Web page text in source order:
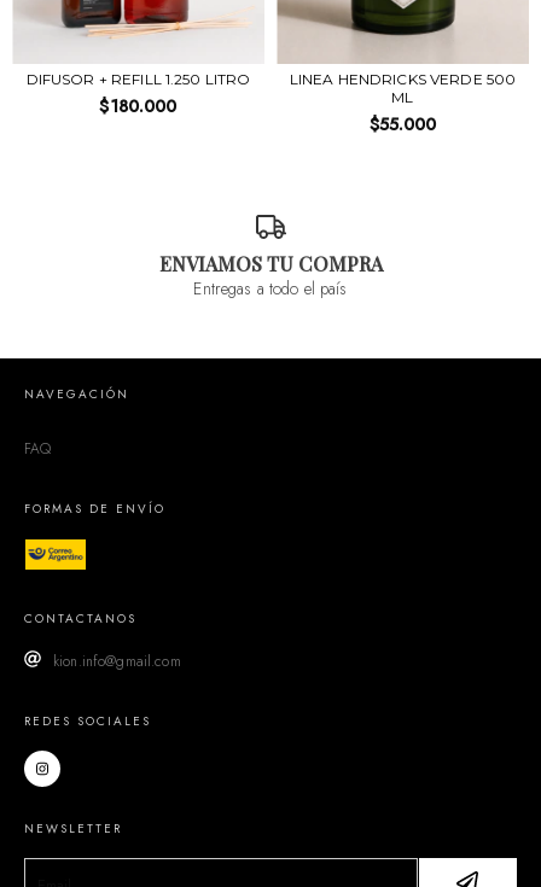
DIFUSOR + REFILL 1.250 LITRO
$180.000
LINEA HENDRICKS VERDE 500
ML
$55.000
ENVIAMOS TU COMPRA
Entregas a todo el país
NAVEGACIÓN
FAQ
FORMAS DE ENVÍO
CONTACTANOS
kion.info@gmail.com
REDES SOCIALES
NEWSLETTER